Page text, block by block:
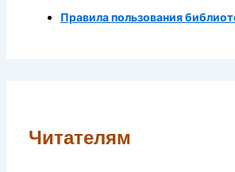
Правила пользования
Читателям